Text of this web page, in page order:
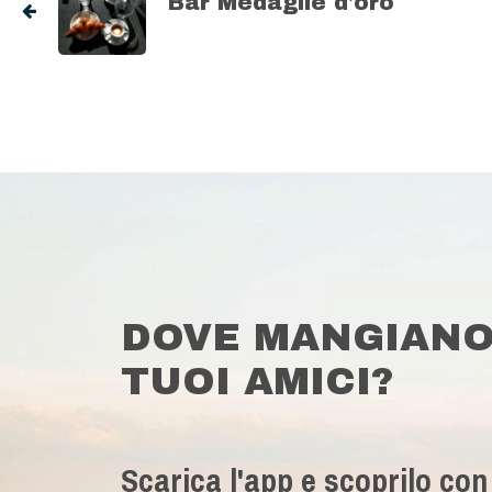
DOVE
TUOI AMICI?
Scarica l'app e scoprilo con